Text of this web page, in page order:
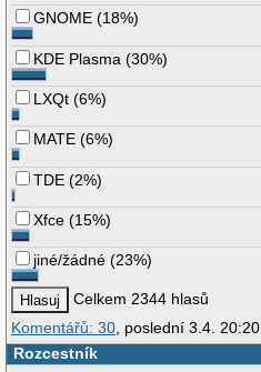
GNOME (18%)
KDE Plasma (30%)
LXQt (6%)
MATE (6%)
TDE (2%)
Xfce (15%)
jiné/žádné (23%)
Celkem 2344 hlasů
Komentářů: 30 , poslední 3.4. 20:20
Rozcestník